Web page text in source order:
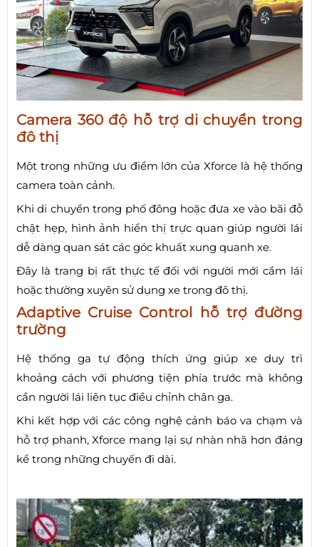
Camera 360 độ hỗ trợ di chuyển trong
đô thị
Một trong những ưu điểm lớn của Xforce là hệ thống
camera toàn cảnh.
Khi di chuyển trong phố đông hoặc đưa xe vào bãi đỗ
chật hẹp, hình ảnh hiển thị trực quan giúp người lái
dễ dàng quan sát các góc khuất xung quanh xe.
Đây là trang bị rất thực tế đối với người mới cầm lái
hoặc thường xuyên sử dụng xe trong đô thị.
Adaptive Cruise Control hỗ trợ đường
trường
Hệ thống ga tự động thích ứng giúp xe duy trì
khoảng cách với phương tiện phía trước mà không
cần người lái liên tục điều chỉnh chân ga.
Khi kết hợp với các công nghệ cảnh báo va chạm và
hỗ trợ phanh, Xforce mang lại sự nhàn nhã hơn đáng
kể trong những chuyến đi dài.